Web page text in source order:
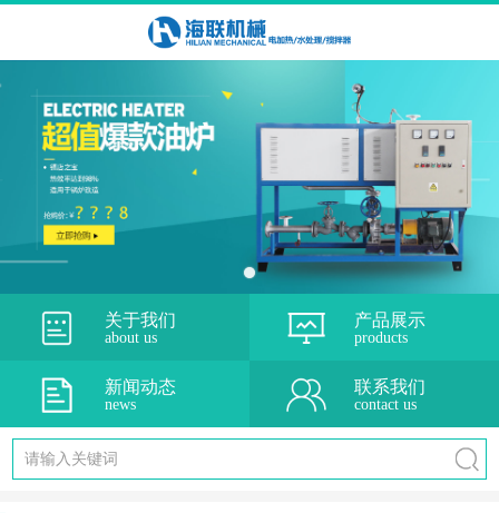
关于我们
about us
产品展示
products
新闻动态
news
联系我们
contact us